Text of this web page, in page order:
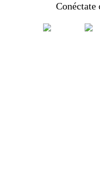
Conéctate